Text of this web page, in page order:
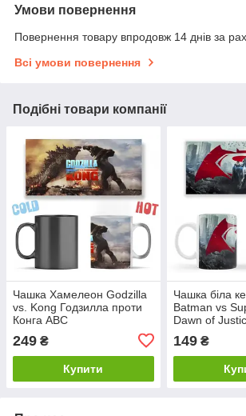
Умови повернення
Повернення товару впродовж 14 днів за
Всі умови повернення
Подібні товари компанії
Чашка Хамелеон Godzilla
vs. Kong Годзилла проти
Конга ABC
249 ₴
Купити
Чашка біла
Batman vs
Dawn of
проти
справедливо
149₴